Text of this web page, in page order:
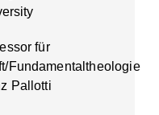
für
Fundamentaltheologie
Pallotti